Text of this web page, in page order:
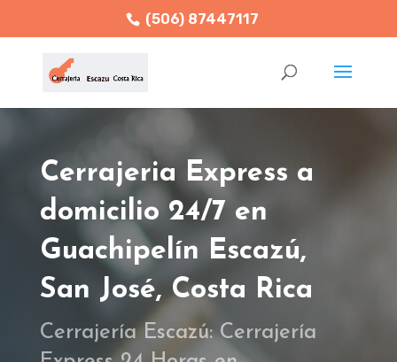
(506) 87447117
Cerrajeria Express a
domicilio 24/7 en
Guachipelín Escazú,
San José, Costa Rica
Cerrajería Escazú: Cerrajería